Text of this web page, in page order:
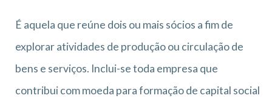
É aquela que reúne dois ou mais sócios a fim de
explorar atividades de produção ou circulação de
bens e serviços. Inclui-se toda empresa que
contribui com moeda para formação de capital social